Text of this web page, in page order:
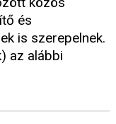
és
is szerepelnek.
az alábbi